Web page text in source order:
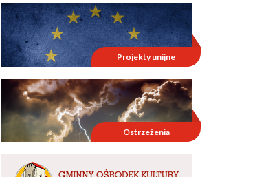
Projekty unijne
Ostrzeżenia